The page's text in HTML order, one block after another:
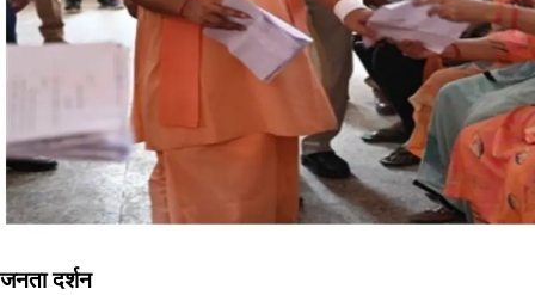
जनता दर्शन